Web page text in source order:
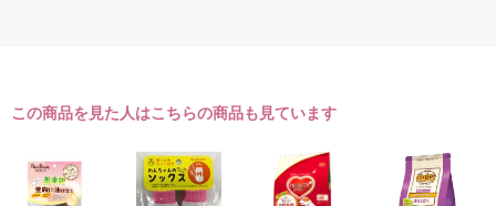
この商品を見た人はこちらの商品も見ています